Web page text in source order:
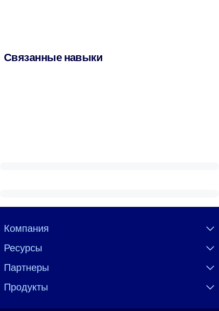
Связанные навыки
Visually hidden Text
Компания
Ресурсы
Партнеры
Продукты